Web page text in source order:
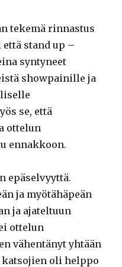
tekemä rinnastus
stand up –
syntyneet
showpainille ja
se, että
ottelun
ennakkoon.
epäselvyyttä.
ja myötähäpeän
ja ajateltuun
ottelun
vähentänyt yhtään
katsojien oli helppo